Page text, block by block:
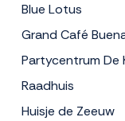
Blue Lotus
Grand Café
Partycentrum De
Raadhuis
Huisje de Zeeuw